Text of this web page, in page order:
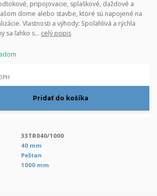
pripojovacie, splaškové, dažďové a
dome alebo stavbe, ktoré sú napojené na
Vlastnosti a výhody: Spoľahlivá a rýchla
sa ľahko s... celý popis
Pridať do košíka
33TR040/1000
40 mm
Peštan
1000 mm